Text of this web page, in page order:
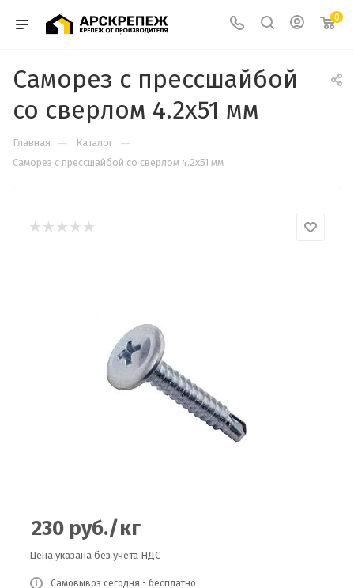
0
Саморез с прессшайбой
со сверлом 4.2х51 мм
Главная — Каталог —
Саморез с прессшайбой со сверлом 4.2х51 мм
230 руб./кг
Цена указана без учета НДС
Самовывоз сегодня - бесплатно